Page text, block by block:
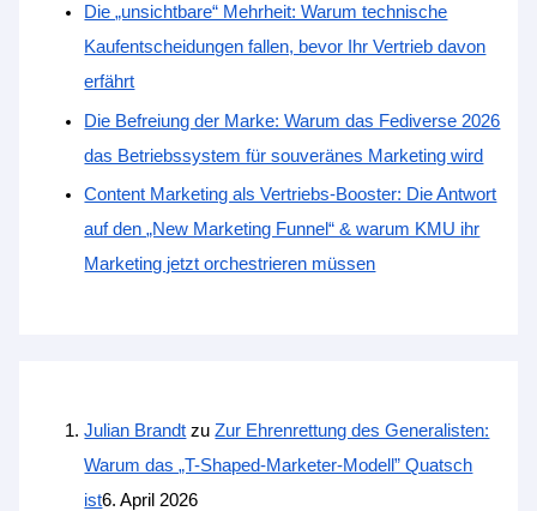
Die „unsichtbare“ Mehrheit: Warum technische
Kaufentscheidungen fallen, bevor Ihr Vertrieb davon
erfährt
Die Befreiung der Marke: Warum das Fediverse 2026
das Betriebssystem für souveränes Marketing wird
Content Marketing als Vertriebs-Booster: Die Antwort
auf den „New Marketing Funnel“ & warum KMU ihr
Marketing jetzt orchestrieren müssen
Julian Brandt zuZur Ehrenrettung des Generalisten:
Warum das „T-Shaped-Marketer-Modell” Quatsch
ist6. April 2026